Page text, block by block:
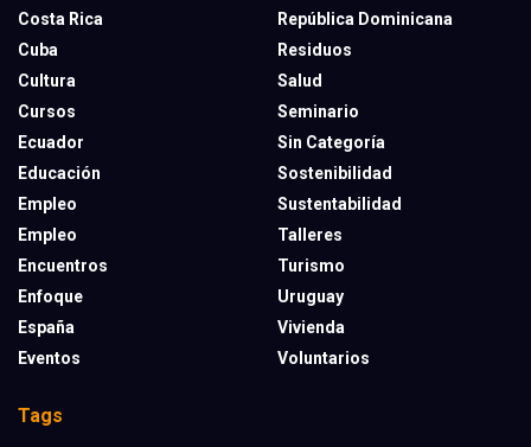
Costa Rica
Cuba
Cultura
Cursos
Ecuador
Educación
Empleo
Empleo
Encuentros
Enfoque
España
Eventos
República Dominicana
Residuos
Salud
Seminario
Sin Categoría
Sostenibilidad
Sustentabilidad
Talleres
Turismo
Uruguay
Vivienda
Voluntarios
Tags